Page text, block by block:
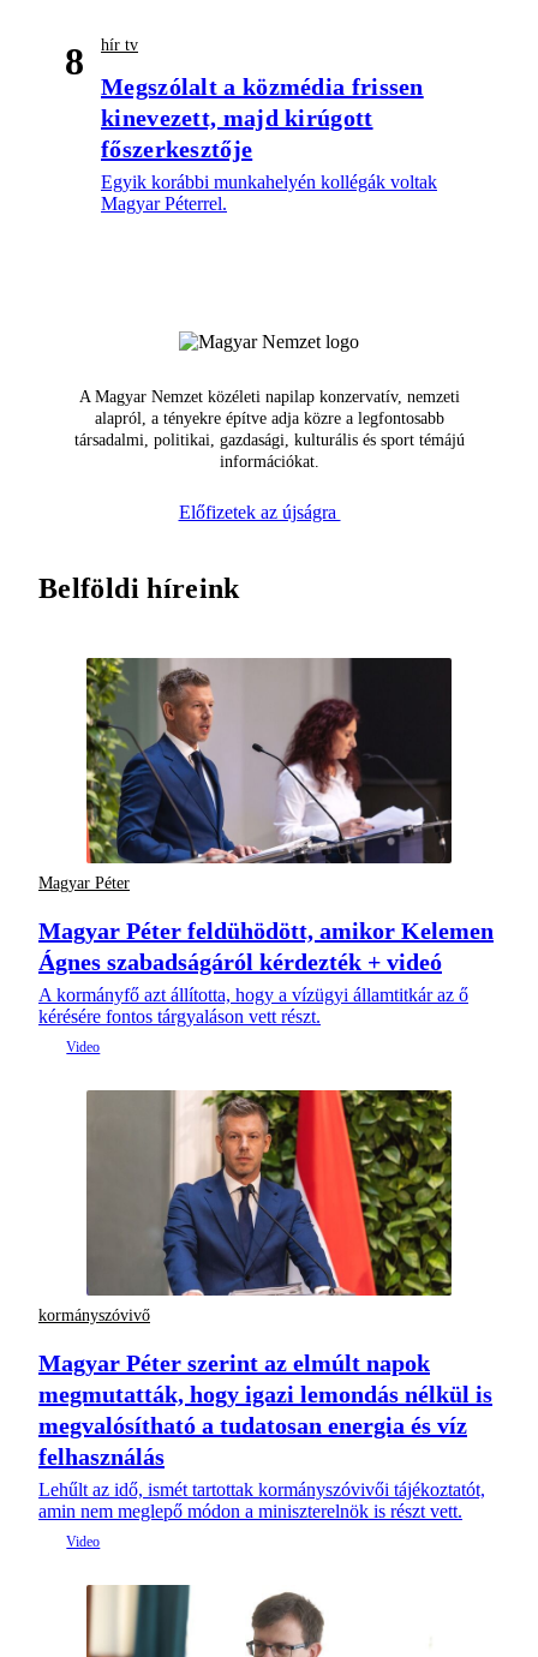
8 hír tv
Megszólalt a közmédia frissen
kinevezett, majd kirúgott
főszerkesztője
Egyik korábbi munkahelyén kollégák voltak
Magyar Péterrel.
A Magyar Nemzet közéleti napilap konzervatív, nemzeti
alapról, a tényekre építve adja közre a legfontosabb
társadalmi, politikai, gazdasági, kulturális és sport témájú
információkat.
Előfizetek az újságra
Belföldi híreink
Magyar Péter
Magyar Péter feldühödött, amikor Kelemen
Ágnes szabadságáról kérdezték + videó
A kormányfő azt állította, hogy a vízügyi államtitkár az ő
kérésére fontos tárgyaláson vett részt.
kormányszóvivő
Magyar Péter szerint az elmúlt napok
megmutatták, hogy igazi lemondás nélkül is
megvalósítható a tudatosan energia és víz
felhasználás
Lehűlt az idő, ismét tartottak kormányszóvivői tájékoztatót,
amin nem meglepő módon a miniszterelnök is részt vett.